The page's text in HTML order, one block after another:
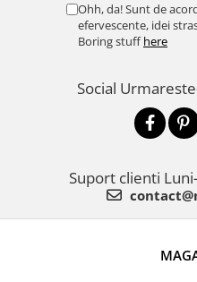
Ohh, da! Sunt de
efervescente, idei
Boring stuffhere
Social
Suport clienti